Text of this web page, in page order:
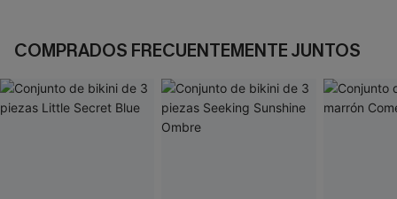
COMPRADOS FRECUENTEMENTE JUNTOS